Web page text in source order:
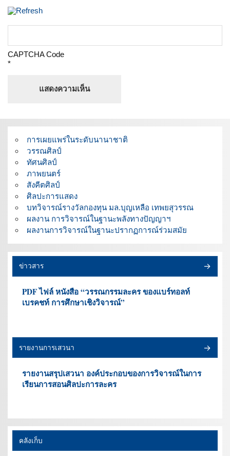
CAPTCHA Code
*
การเผยแพร่ในระดับนานาชาติ
วรรณศิลป์
ทัศนศิลป์
ภาพยนตร์
สังคีตศิลป์
ศิลปะการแสดง
บทวิจารณ์รางวัลกองทุน มล.บุญเหลือ เทพยสุวรรณ
ผลงาน การวิจารณ์ในฐานะพลังทางปัญญาฯ
ผลงานการวิจารณ์ในฐานะปรากฏการณ์ร่วมสมัย
ข่าวสาร
PDF ไฟล์ หนังสือ “วรรณกรรมละคร ของแบร์ทอลท์
เบรคชท์ การศึกษาเชิงวิจารณ์”
รายงานการเสวนา
รายงานสรุปเสวนา องค์ประกอบของการวิจารณ์ในการ
เรียนการสอนศิลปะการละคร
คลังเก็บ